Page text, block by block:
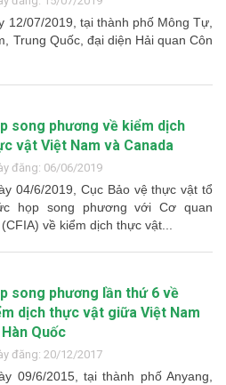
12/07/2019, tại thành phố Mông Tự,
Trung Quốc, đại diện Hải quan Côn
song phương về kiểm dịch
vật Việt Nam và Canada
đăng: 06/06/2019
04/6/2019, Cục Bảo vệ thực vật tổ
họp song phương với Cơ quan
về kiểm dịch thực vật...
song phương lần thứ 6 về
dịch thực vật giữa Việt Nam
Quốc
đăng: 20/12/2017
09/6/2015, tại thành phố Anyang,